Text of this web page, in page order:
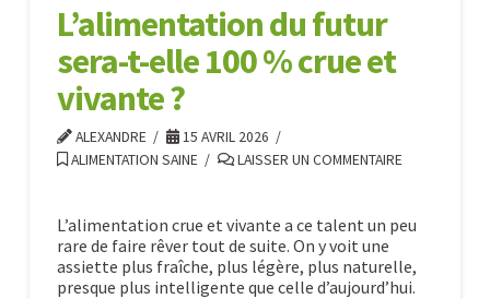
aimer)04.30.2026
L’alimentation du futur
sera-t-elle 100 % crue et
vivante ?
ALEXANDRE
15 AVRIL 2026
ALIMENTATION SAINE
LAISSER UN COMMENTAIRE
L’alimentation crue et vivante a ce talent un peu
rare de faire rêver tout de suite. On y voit une
assiette plus fraîche, plus légère, plus naturelle,
presque plus intelligente que celle d’aujourd’hui.